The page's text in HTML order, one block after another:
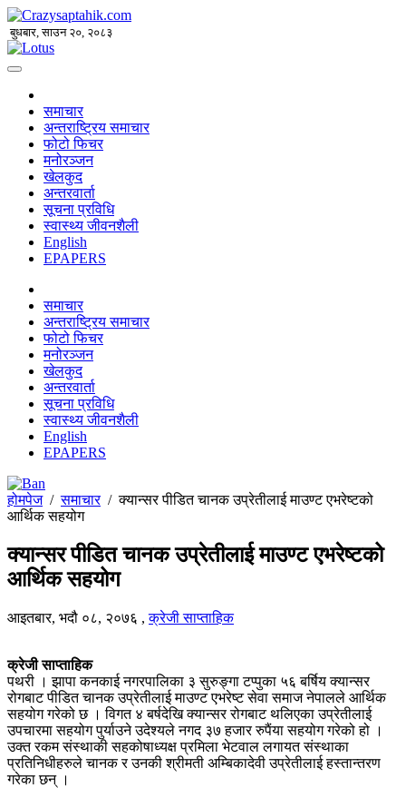
बुधबार, साउन २०, २०८३
समाचार
अन्तराष्ट्रिय समाचार
फोटो फिचर
मनोरञ्जन
खेलकुद
अन्तरवार्ता
सूचना प्रविधि
स्वास्थ्य जीवनशैली
English
EPAPERS
समाचार
अन्तराष्ट्रिय समाचार
फोटो फिचर
मनोरञ्जन
खेलकुद
अन्तरवार्ता
सूचना प्रविधि
स्वास्थ्य जीवनशैली
English
EPAPERS
होमपेज/समाचार/क्यान्सर पीडित चानक उप्रेतीलाई माउण्ट एभरेष्टको
आर्थिक सहयोग
क्यान्सर पीडित चानक उप्रेतीलाई माउण्ट एभरेष्टको
आर्थिक सहयोग
आइतबार, भदौ ०८, २०७६ ,क्रेजी साप्ताहिक
क्रेजी साप्ताहिक
पथरी । झापा कनकाई नगरपालिका ३ सुरुङ्गा टप्पुका ५६ बर्षिय क्यान्सर
रोगबाट पीडित चानक उप्रेतीलाई माउण्ट एभरेष्ट सेवा समाज नेपालले आर्थिक
सहयोग गरेको छ । विगत ४ बर्षदेखि क्यान्सर रोगबाट थलिएका उप्रेतीलाई
उपचारमा सहयोग पुर्याउने उदेश्यले नगद ३७ हजार रुपैंया सहयोग गरेको हो ।
उक्त रकम संस्थाकी सहकोषाध्यक्ष प्रमिला भेटवाल लगायत संस्थाका
प्रतिनिधीहरुले चानक र उनकी श्रीमती अम्बिकादेवी उप्रेतीलाई हस्तान्तरण
गरेका छन् ।